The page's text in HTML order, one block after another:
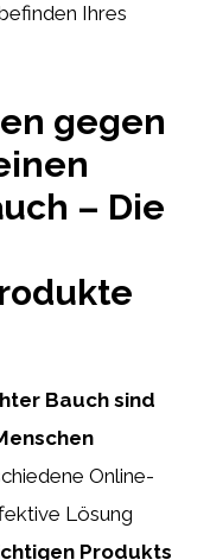
Ihres
gegen
– Die
Bauch sind
Online-
Lösung
Produkts